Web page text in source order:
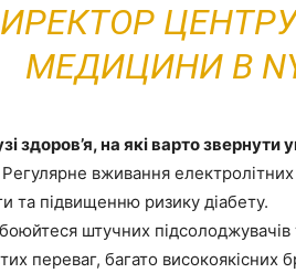
МЕДИЦИНИ В
здоров’я, на які варто звернути
Регулярне вживання
та підвищенню ризику діабету.
штучних
переваг, багато високоякісних